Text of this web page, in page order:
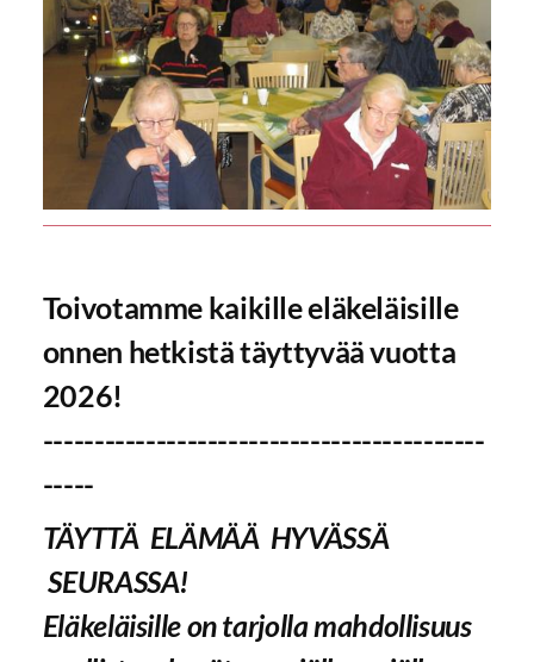
Toivotamme kaikille eläkeläisille
onnen hetkistä täyttyvää vuotta
2026!
-------------------------------------------
-----
TÄYTTÄ ELÄMÄÄ HYVÄSSÄ
SEURASSA!
Eläkeläisille on tarjolla mahdollisuus